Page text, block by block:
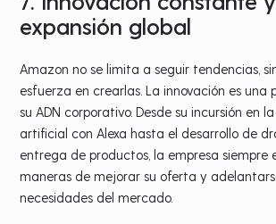
expansión global
Amazon no se limita a seguir tendencias,
esfuerza en crearlas. La innovación es una
su ADN corporativo. Desde su incursión en
artificial con Alexa hasta el desarrollo de
entrega de productos, la empresa siempre
maneras de mejorar su oferta y
necesidades del mercado.